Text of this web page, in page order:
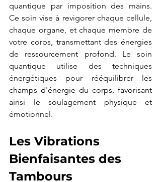
quantique par imposition des mains.
Ce soin vise à revigorer chaque cellule,
chaque organe, et chaque membre de
votre corps, transmettant des énergies
de ressourcement profond. Le soin
quantique utilise des techniques
énergétiques pour rééquilibrer les
champs d'énergie du corps, favorisant
ainsi le soulagement physique et
émotionnel.
Les Vibrations
Bienfaisantes des
Tambours